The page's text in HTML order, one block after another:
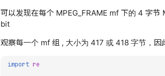
可以发现在每个 MPEG_FRAME mf 下的 4 字
bit
观察每一个 mf 组 , 大小为 417 或 418 字节，因
import re